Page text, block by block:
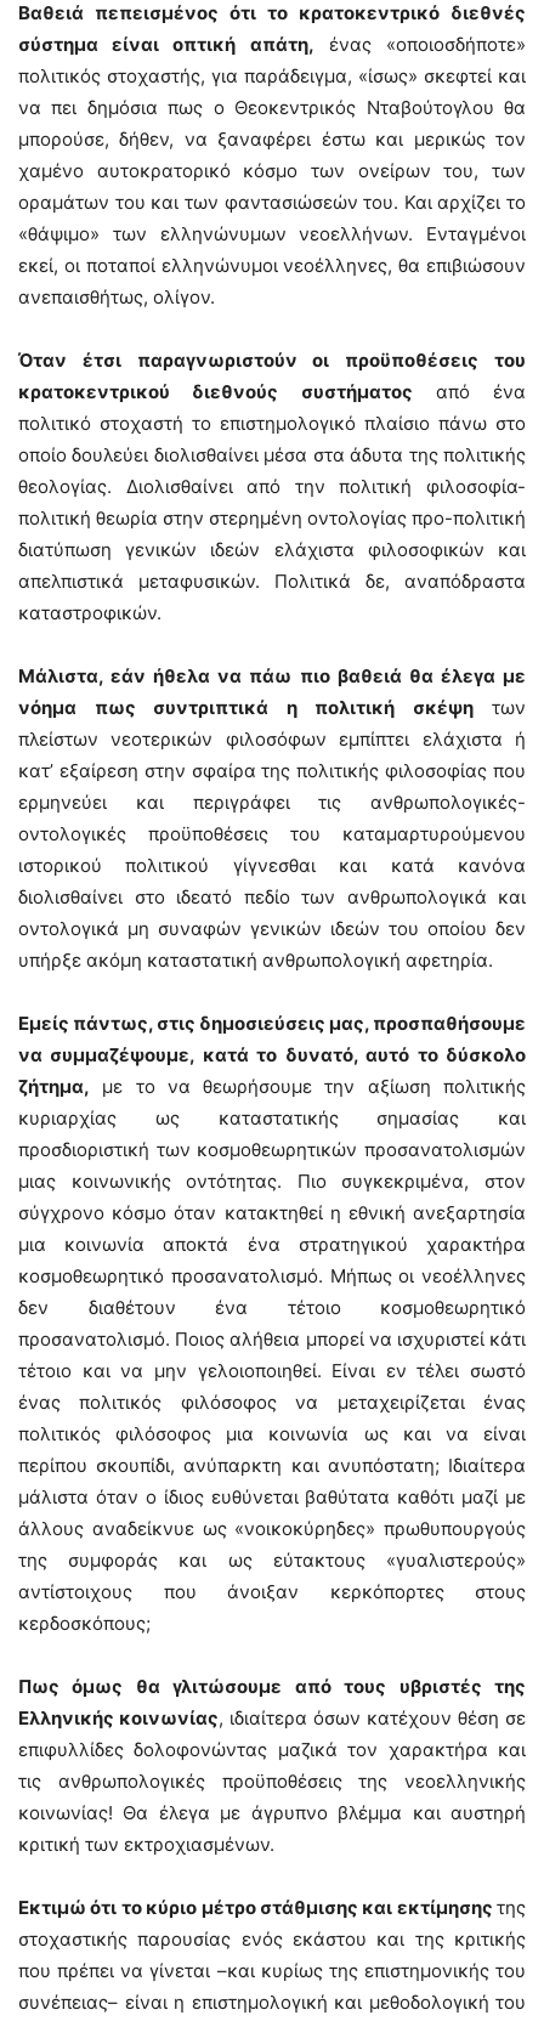
Βαθειά πεπεισμένος ότι το κρατοκεντρικό διεθνές
σύστημα είναι οπτική απάτη, ένας «οποιοσδήποτε»
πολιτικός στοχαστής, για παράδειγμα, «ίσως» σκεφτεί και
να πει δημόσια πως ο Θεοκεντρικός Νταβούτογλου θα
μπορούσε, δήθεν, να ξαναφέρει έστω και μερικώς τον
χαμένο αυτοκρατορικό κόσμο των ονείρων του, των
οραμάτων του και των φαντασιώσεών του. Και αρχίζει το
«θάψιμο» των ελληνώνυμων νεοελλήνων. Ενταγμένοι
εκεί, οι ποταποί ελληνώνυμοι νεοέλληνες, θα επιβιώσουν
ανεπαισθήτως, ολίγον.
Όταν έτσι παραγνωριστούν οι προϋποθέσεις του
κρατοκεντρικού διεθνούς συστήματος από ένα
πολιτικό στοχαστή το επιστημολογικό πλαίσιο πάνω στο
οποίο δουλεύει διολισθαίνει μέσα στα άδυτα της πολιτικής
θεολογίας. Διολισθαίνει από την πολιτική φιλοσοφία-
πολιτική θεωρία στην στερημένη οντολογίας προ-πολιτική
διατύπωση γενικών ιδεών ελάχιστα φιλοσοφικών και
απελπιστικά μεταφυσικών. Πολιτικά δε, αναπόδραστα
καταστροφικών.
Μάλιστα, εάν ήθελα να πάω πιο βαθειά θα έλεγα με
νόημα πως συντριπτικά η πολιτική σκέψητων
πλείστων νεοτερικών φιλοσόφων εμπίπτει ελάχιστα ή
κατ’ εξαίρεση στην σφαίρα της πολιτικής φιλοσοφίας που
ερμηνεύει και περιγράφει τις ανθρωπολογικές-
οντολογικές προϋποθέσεις του καταμαρτυρούμενου
ιστορικού πολιτικού γίγνεσθαι και κατά κανόνα
διολισθαίνει στο ιδεατό πεδίο των ανθρωπολογικά και
οντολογικά μη συναφών γενικών ιδεών του οποίου δεν
υπήρξε ακόμη καταστατική ανθρωπολογική αφετηρία.
Εμείς πάντως, στις δημοσιεύσεις μας, προσπαθήσουμε
να συμμαζέψουμε, κατά το δυνατό, αυτό το δύσκολο
ζήτημα, με το να θεωρήσουμε την αξίωση πολιτικής
κυριαρχίας ως καταστατικής σημασίας και
προσδιοριστική των κοσμοθεωρητικών προσανατολισμών
μιας κοινωνικής οντότητας. Πιο συγκεκριμένα, στον
σύγχρονο κόσμο όταν κατακτηθεί η εθνική ανεξαρτησία
μια κοινωνία αποκτά ένα στρατηγικού χαρακτήρα
κοσμοθεωρητικό προσανατολισμό. Μήπως οι νεοέλληνες
δεν διαθέτουν ένα τέτοιο κοσμοθεωρητικό
προσανατολισμό. Ποιος αλήθεια μπορεί να ισχυριστεί κάτι
τέτοιο και να μην γελοιοποιηθεί. Είναι εν τέλει σωστό
ένας πολιτικός φιλόσοφος να μεταχειρίζεται ένας
πολιτικός φιλόσοφος μια κοινωνία ως και να είναι
περίπου σκουπίδι, ανύπαρκτη και ανυπόστατη; Ιδιαίτερα
μάλιστα όταν ο ίδιος ευθύνεται βαθύτατα καθότι μαζί με
άλλους αναδείκνυε ως «νοικοκύρηδες» πρωθυπουργούς
της συμφοράς και ως εύτακτους «γυαλιστερούς»
αντίστοιχους που άνοιξαν κερκόπορτες στους
κερδοσκόπους;
Πως όμως θα γλιτώσουμε από τους υβριστές της
Ελληνικής κοινωνίας, ιδιαίτερα όσων κατέχουν θέση σε
επιφυλλίδες δολοφονώντας μαζικά τον χαρακτήρα και
τις ανθρωπολογικές προϋποθέσεις της νεοελληνικής
κοινωνίας! Θα έλεγα με άγρυπνο βλέμμα και αυστηρή
κριτική των εκτροχιασμένων.
Εκτιμώ ότι το κύριο μέτρο στάθμισης και εκτίμησης της
στοχαστικής παρουσίας ενός εκάστου και της κριτικής
που πρέπει να γίνεται –και κυρίως της επιστημονικής του
συνέπειας– είναι η επιστημολογική και μεθοδολογική του